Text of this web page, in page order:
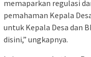
memaparkan regulasi
pemahaman Kepala
untuk Kepala Desa dan
disini,” ungkapnya.